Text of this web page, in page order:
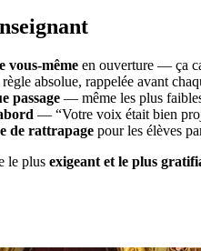
vous-même en ouverture — ça
absolue, rappelée avant
passage — même les plus
— “Votre voix était bien
de rattrapage pour les élèves
le plus exigeant et le plus